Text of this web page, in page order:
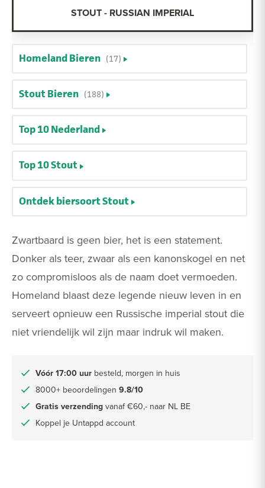
Zwartbaard is geen bier, het is een statement.
Donker als teer, zwaar als een kanonskogel en net
zo compromisloos als de naam doet vermoeden.
Homeland blaast deze legende nieuw leven in en
serveert opnieuw een Russische imperial stout die
niet vriendelijk wil zijn maar indruk wil maken.
Vóór 17:00 uur besteld, morgen in huis
8000+ beoordelingen 9.8/10
Gratis verzending vanaf €60,- naar NL BE
Koppel je Untappd account
STOUT - RUSSIAN IMPERIAL
Homeland Bieren (17)
Stout Bieren (188)
Top 10 Nederland
Top 10 Stout
Ontdek biersoort Stout